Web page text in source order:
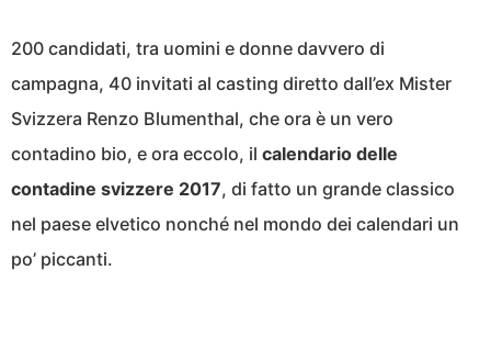
200 candidati, tra uomini e donne davvero di
campagna, 40 invitati al casting diretto dall’ex Mister
Svizzera Renzo Blumenthal, che ora è un vero
contadino bio, e ora eccolo, il calendario delle
contadine svizzere 2017, di fatto un grande classico
nel paese elvetico nonché nel mondo dei calendari un
po’ piccanti.